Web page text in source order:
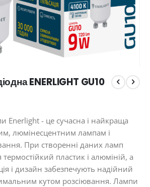
ENERLIGHT GU10
Enerlight - це сучасна і найкраща
люмінесцентним лампам і
При створенні даних ламп
пластик і алюміній, а
і дизайн забезпечують надійний
кутом розсіювання. Лампи